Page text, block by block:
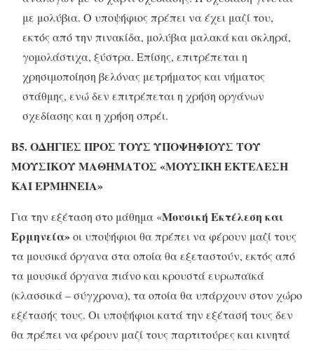
με μολύβια. Ο υποψήφιος πρέπει να έχει μαζί του,
εκτός από την πινακίδα, μολύβια μαλακά και σκληρά,
γομολάστιχα, ξύστρα. Επίσης, επιτρέπεται η
χρησιμοποίηση βελόνας μετρήματος και νήματος
στάθμης, ενώ δεν επιτρέπεται η χρήση οργάνων
σχεδίασης και η χρήση σπρέι.
Β5.ΟΔΗΓΙΕΣ ΠΡΟΣ ΤΟΥΣ ΥΠΟΨΗΦΙΟΥΣ ΤΟΥ
ΜΟΥΣΙΚΟΥ ΜΑΘΗΜΑΤΟΣ «ΜΟΥΣΙΚΗ ΕΚΤΕΛΕΣΗ
ΚΑΙ ΕΡΜΗΝΕΙΑ»
Για την εξέταση στο μάθημα «Μουσική Εκτέλεση και
Ερμηνεία»οι υποψήφιοι θα πρέπει να φέρουν μαζί τους
τα μουσικά όργανα στα οποία θα εξεταστούν, εκτός από
τα μουσικά όργανα πιάνο και κρουστά ευρωπαϊκά
(κλασσικά – σύγχρονα), τα οποία θα υπάρχουν στον χώρο
εξέτασής τους. Οι υποψήφιοι κατά την εξέτασή τους δεν
θα πρέπει να φέρουν μαζί τους παρτιτούρες και κινητά